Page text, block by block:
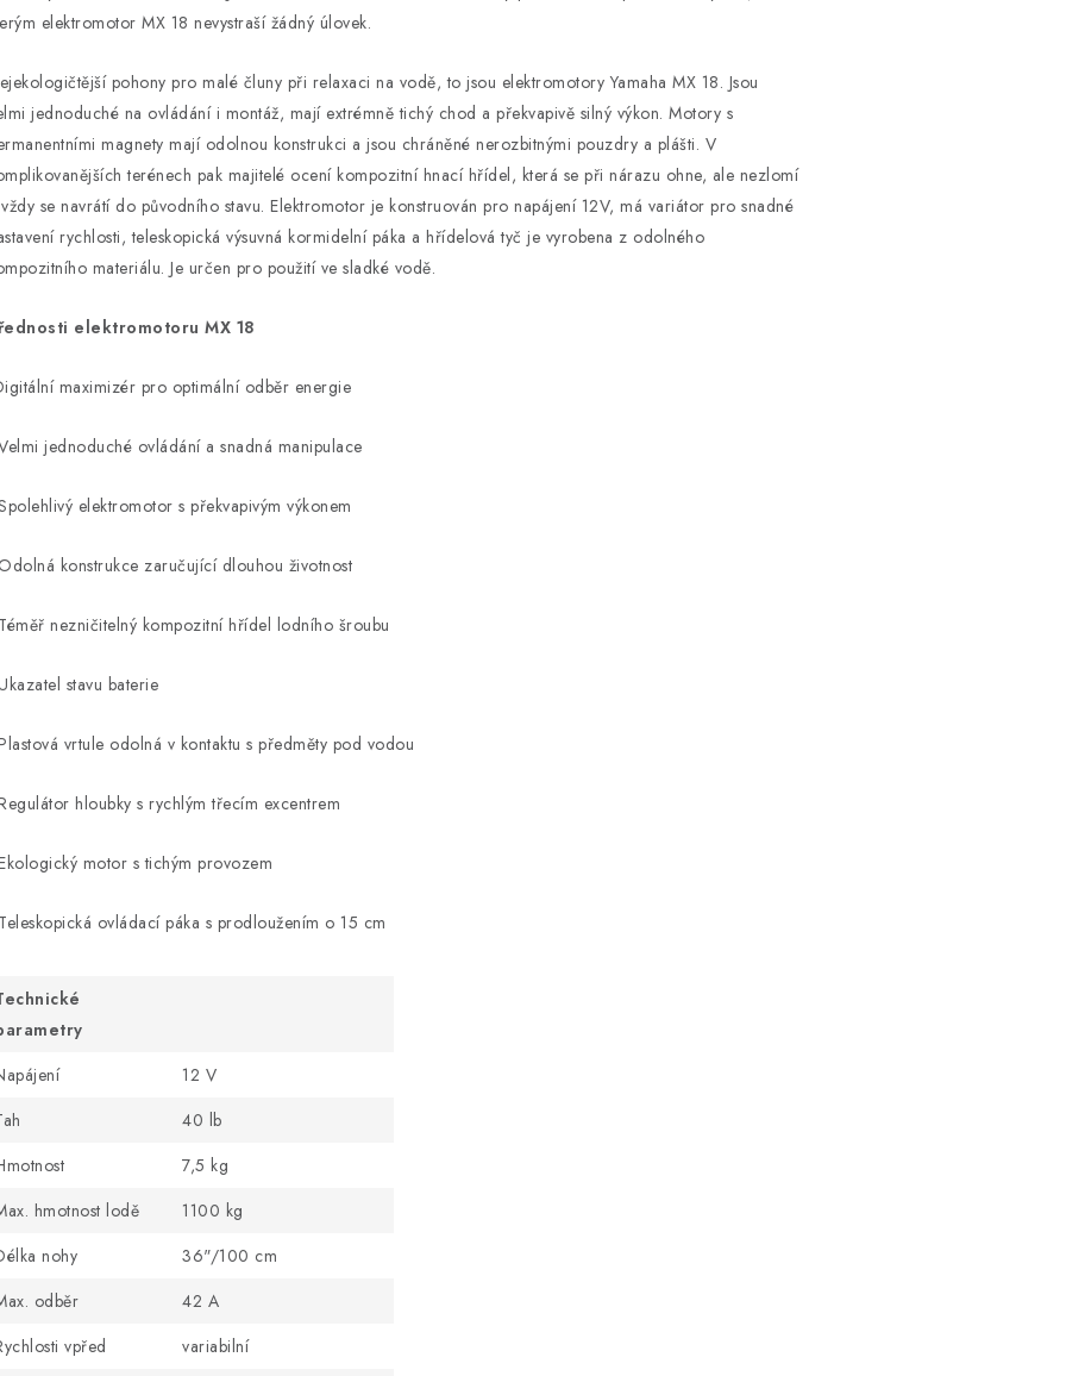
elektromotor MX 18 nevystraší žádný úlovek.
pohony pro malé čluny při relaxaci na vodě, to jsou elektromotory Yamaha MX 18. Jsou
jednoduché na ovládání i montáž, mají extrémně tichý chod a překvapivě silný výkon. Motory s
magnety mají odolnou konstrukci a jsou chráněné nerozbitnými pouzdry a plášti. V
terénech pak majitelé ocení kompozitní hnací hřídel, která se při nárazu ohne, ale nezlomí
se navrátí do původního stavu. Elektromotor je konstruován pro napájení 12V, má variátor pro snadné
rychlosti, teleskopická výsuvná kormidelní páka a hřídelová tyč je vyrobena z odolného
materiálu. Je určen pro použití ve sladké vodě.
elektromotoru MX 18
maximizér pro optimální odběr energie
jednoduché ovládání a snadná manipulace
elektromotor s překvapivým výkonem
konstrukce zaručující dlouhou životnost
nezničitelný kompozitní hřídel lodního šroubu
stavu baterie
vrtule odolná v kontaktu s předměty pod vodou
hloubky s rychlým třecím excentrem
motor s tichým provozem
ovládací páka s prodloužením o 15 cm
12 V
40 lb
7,5 kg
hmotnost lodě
1100 kg
nohy
36"/100 cm
odběr
42 A
vpřed
variabilní